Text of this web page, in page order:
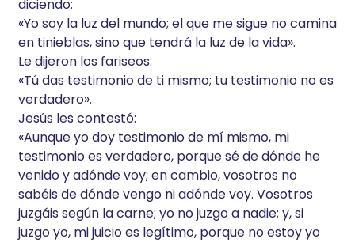
diciendo:
«Yo soy la luz del mundo; el que me sigue no camina
en tinieblas, sino que tendrá la luz de la vida».
Le dijeron los fariseos:
«Tú das testimonio de ti mismo; tu testimonio no es
verdadero».
Jesús les contestó:
«Aunque yo doy testimonio de mí mismo, mi
testimonio es verdadero, porque sé de dónde he
venido y adónde voy; en cambio, vosotros no
sabéis de dónde vengo ni adónde voy. Vosotros
juzgáis según la carne; yo no juzgo a nadie; y, si
juzgo yo, mi juicio es legítimo, porque no estoy yo